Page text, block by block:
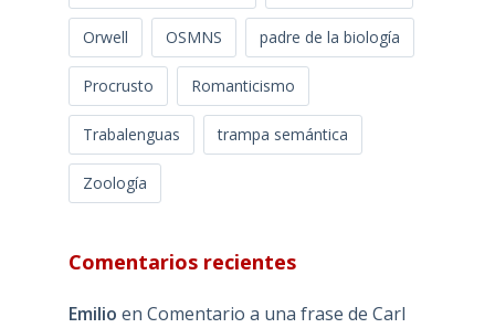
Orwell OSMNS padre de la biología
Procrusto Romanticismo
Trabalenguas trampa semántica
Zoología
Comentarios recientes
Emilio en Comentario a una frase de Carl